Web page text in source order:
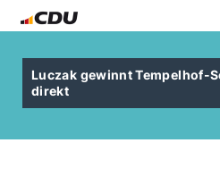
Luczak gewinnt Tempelhof-
direkt